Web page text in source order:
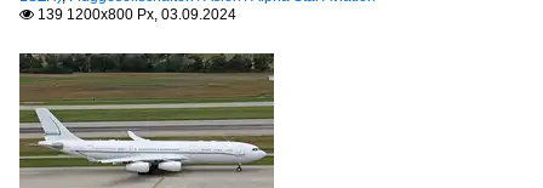
Air Tahiti (VT-VTA)
Air Tahiti Nui (TN-THT)
Europa
 139 1200x800 Px, 03.09.2024